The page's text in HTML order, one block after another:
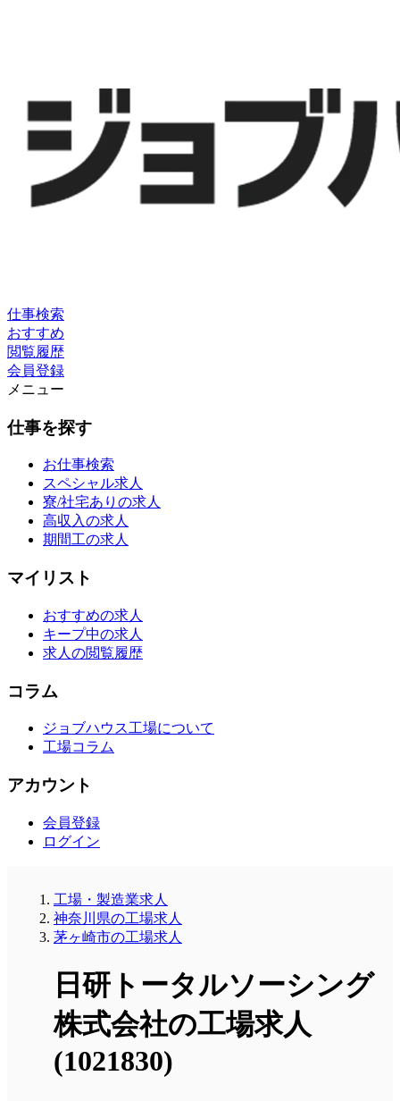
仕事検索
おすすめ
閲覧履歴
会員登録
メニュー
仕事を探す
お仕事検索
スペシャル求人
寮/社宅ありの求人
高収入の求人
期間工の求人
マイリスト
おすすめの求人
キープ中の求人
求人の閲覧履歴
コラム
ジョブハウス工場について
工場コラム
アカウント
会員登録
ログイン
工場・製造業求人
神奈川県の工場求人
茅ヶ崎市の工場求人
日研トータルソーシング
株式会社の工場求人
(1021830)